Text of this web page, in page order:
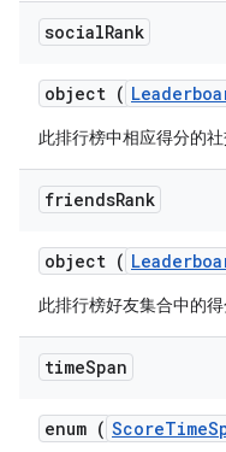
socialRank
object (
此排行榜中相应得分的社
friendsRank
object (
此排行榜好友集合中的得
timeSpan
enum (